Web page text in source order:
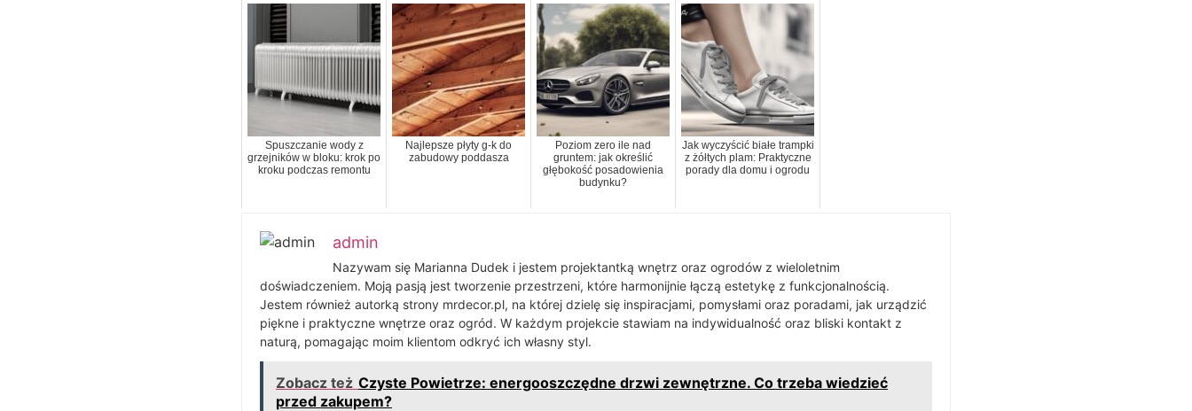
Spuszczanie wody z
grzejników w bloku: krok po
kroku podczas remontu
Najlepsze płyty g-k do
zabudowy poddasza
Poziom zero ile nad
gruntem: jak określić
głębokość posadowienia
budynku?
Jak wyczyścić białe trampki
z żółtych plam: Praktyczne
porady dla domu i ogrodu
admin
Nazywam się Marianna Dudek i jestem projektantką wnętrz oraz ogrodów z wieloletnim
doświadczeniem. Moją pasją jest tworzenie przestrzeni, które harmonijnie łączą estetykę z funkcjonalnością.
Jestem również autorką strony mrdecor.pl, na której dzielę się inspiracjami, pomysłami oraz poradami, jak urządzić
piękne i praktyczne wnętrze oraz ogród. W każdym projekcie stawiam na indywidualność oraz bliski kontakt z
naturą, pomagając moim klientom odkryć ich własny styl.
Zobacz też Czyste Powietrze: energooszczędne drzwi zewnętrzne. Co trzeba wiedzieć
przed zakupem?